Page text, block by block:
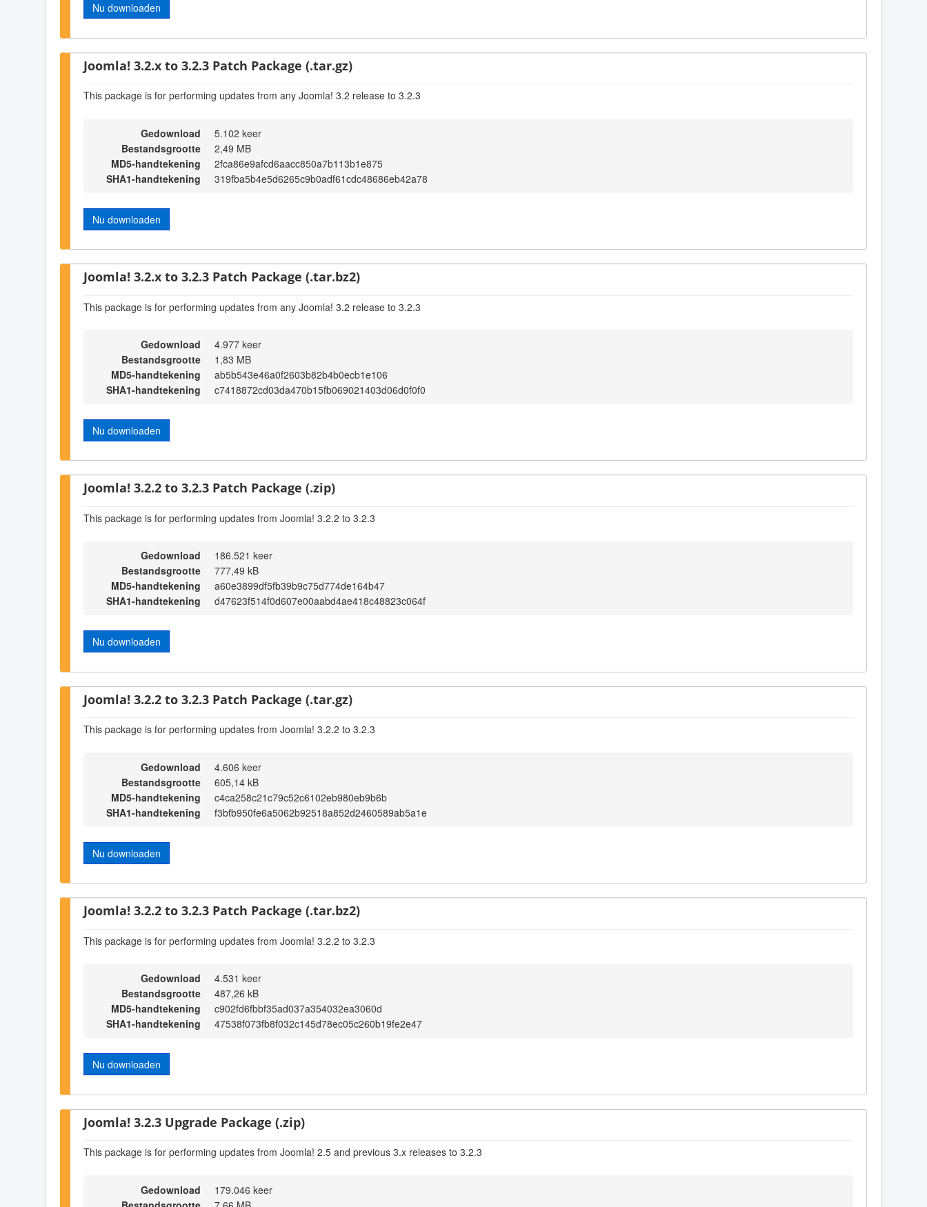
Nu downloaden
Joomla! 3.2.x to 3.2.3 Patch Package (.tar.gz)
This package is for performing updates from any Joomla! 3.2 release to 3.2.3
Gedownload
5.102 keer
Bestandsgrootte
2,49 MB
MD5-handtekening
2fca86e9afcd6aacc850a7b113b1e875
SHA1-handtekening
319fba5b4e5d6265c9b0adf61cdc48686eb42a78
Nu downloaden
Joomla! 3.2.x to 3.2.3 Patch Package (.tar.bz2)
This package is for performing updates from any Joomla! 3.2 release to 3.2.3
Gedownload
4.977 keer
Bestandsgrootte
1,83 MB
MD5-handtekening
ab5b543e46a0f2603b82b4b0ecb1e106
SHA1-handtekening
c7418872cd03da470b15fb069021403d06d0f0f0
Nu downloaden
Joomla! 3.2.2 to 3.2.3 Patch Package (.zip)
This package is for performing updates from Joomla! 3.2.2 to 3.2.3
Gedownload
186.521 keer
Bestandsgrootte
777,49 kB
MD5-handtekening
a60e3899df5fb39b9c75d774de164b47
SHA1-handtekening
d47623f514f0d607e00aabd4ae418c48823c064f
Nu downloaden
Joomla! 3.2.2 to 3.2.3 Patch Package (.tar.gz)
This package is for performing updates from Joomla! 3.2.2 to 3.2.3
Gedownload
4.606 keer
Bestandsgrootte
605,14 kB
MD5-handtekening
c4ca258c21c79c52c6102eb980eb9b6b
SHA1-handtekening
f3bfb950fe6a5062b92518a852d2460589ab5a1e
Nu downloaden
Joomla! 3.2.2 to 3.2.3 Patch Package (.tar.bz2)
This package is for performing updates from Joomla! 3.2.2 to 3.2.3
Gedownload
4.531 keer
Bestandsgrootte
487,26 kB
MD5-handtekening
c902fd6fbbf35ad037a354032ea3060d
SHA1-handtekening
47538f073fb8f032c145d78ec05c260b19fe2e47
Nu downloaden
Joomla! 3.2.3 Upgrade Package (.zip)
This package is for performing updates from Joomla! 2.5 and previous 3.x releases to 3.2.3
Gedownload
179.046 keer